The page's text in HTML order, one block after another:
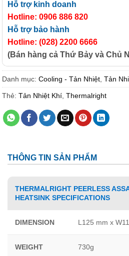
Hỗ trợ kinh doanh
Hotline: 0906 886 820
Hỗ trợ bảo hành
Hotline: (028) 2200 6666
(Bán hàng cả Thứ Bảy và Chủ
Danh mục: Cooling - Tản Nhiệt Tản
Thẻ: Tản Nhiệt Khí Thermalright
THÔNG TIN SẢN PHẨM
THERMALRIGHT PEERLESS
HEATSINK SPECIFICATIONS
DIMENSION L125 mm x
WEIGHT 730g